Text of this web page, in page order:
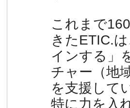
これまで
きたETIC.
インする」
チャー（地
を支援して
特に力を入